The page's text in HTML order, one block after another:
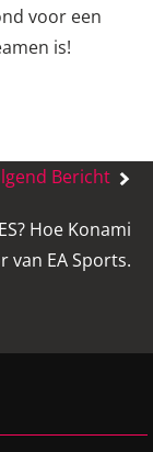
voor een
is!
Bericht
Hoe Konami
van EA Sports.